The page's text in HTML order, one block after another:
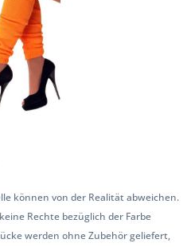
können von der Realität abweichen.
Rechte bezüglich der Farbe
werden ohne Zubehör geliefert,